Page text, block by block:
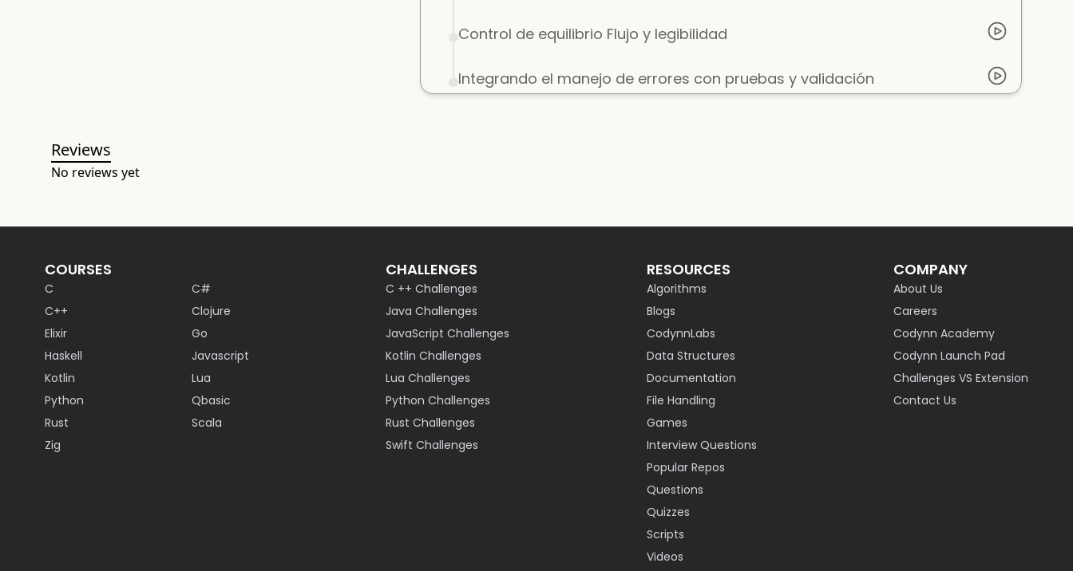
Control de equilibrio Flujo y legibilidad
Integrando el manejo de errores con pruebas y validación
Reviews
No reviews yet
COURSES
C
C#
C++
Clojure
Elixir
Go
Haskell
Javascript
Kotlin
Lua
Python
Qbasic
Rust
Scala
Zig
CHALLENGES
C ++ Challenges
Java Challenges
JavaScript Challenges
Kotlin Challenges
Lua Challenges
Python Challenges
Rust Challenges
Swift Challenges
RESOURCES
Algorithms
Blogs
CodynnLabs
Data Structures
Documentation
File Handling
Games
Interview Questions
Popular Repos
Questions
Quizzes
Scripts
Videos
COMPANY
About Us
Careers
Codynn Academy
Codynn Launch Pad
Challenges VS Extension
Contact Us